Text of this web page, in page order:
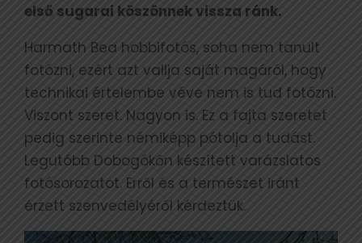
első sugarai köszönnek vissza ránk.
Harmath Bea hobbifotós, soha nem tanult
fotózni, ezért azt vallja saját magáról, hogy
technikai értelembe véve nem is tud fotózni.
Viszont szeret. Nagyon is. Ez a fajta szeretet
pedig szerinte némiképp pótolja a tudást.
Legutóbb Dobogókőn készített varázslatos
fotósorozatot. Erről és a természet iránt
érzett szenvedélyéről kérdeztük.